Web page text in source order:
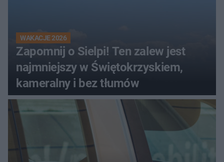
WAKACJE 2026
Zapomnij o Sielpi! Ten zalew jest
najmniejszy w Świętokrzyskiem,
kameralny i bez tłumów